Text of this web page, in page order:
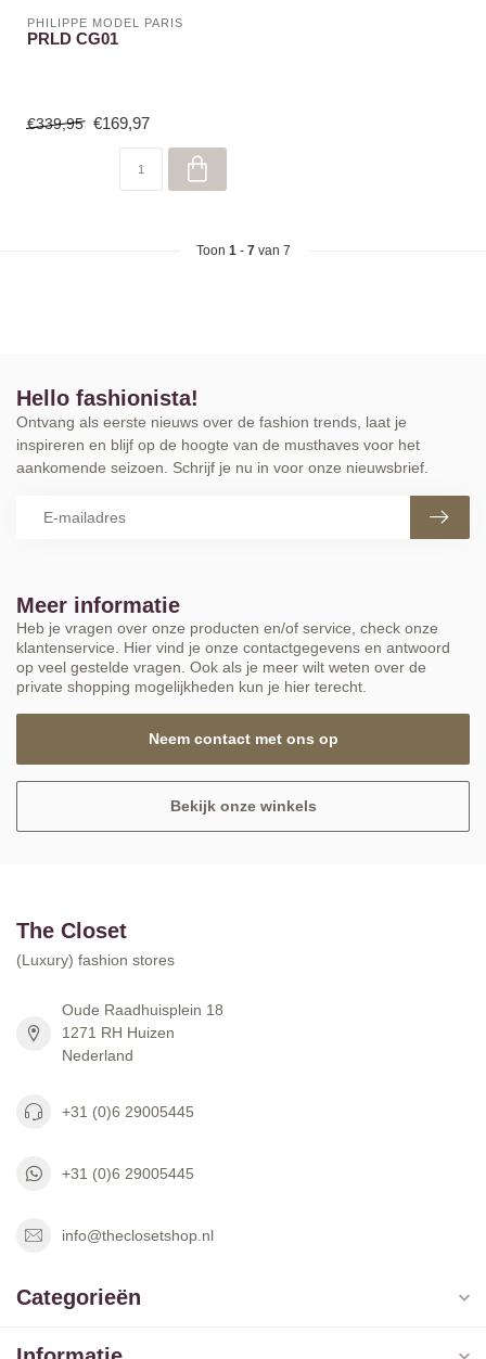
PHILIPPE MODEL PARIS
PRLD CG01
€339,95 €169,97
Toon 1 - 7van 7
Meer informatie
Heb je vragen over onze producten en/of service, check onze
klantenservice. Hier vind je onze contactgegevens en antwoord
op veel gestelde vragen. Ook als je meer wilt weten over de
private shopping mogelijkheden kun je hier terecht.
Neem contact met ons op
Bekijk onze winkels
Hello fashionista!
Ontvang als eerste nieuws over de fashion trends, laat je
inspireren en blijf op de hoogte van de musthaves voor het
aankomende seizoen. Schrijf je nu in voor onze nieuwsbrief.
The Closet
(Luxury) fashion stores
Oude Raadhuisplein 18
1271 RH Huizen
Nederland
+31 (0)6 29005445
+31 (0)6 29005445
info@theclosetshop.nl
Categorieën